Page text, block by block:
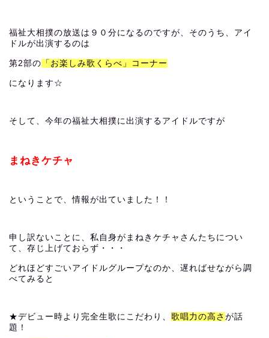
福祉大相撲の放送は９０分になるのですが、そのうち、アイ
ドルが出演するのは
第2部の 「お楽しみ歌くらべ」コーナー
になります☆
そして、今年の福祉大相撲に出演するアイドルですが
まねきケチャ
ということで、情報が出ていました！！
申し訳ないことに、私自身がまねきケチャさんたちについ
て、存じ上げておらず・・・
どれほどすごいアイドルグループなのか、遅ればせながら調
べてみると
★デビュー時より完全生歌にこだわり、 歌唱力の高さ が話
題！